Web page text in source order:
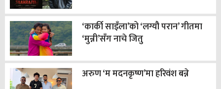
‘कार्की साइँला’को ‘लग्यौ परान’ गीतमा
‘मुन्नी’सँग नाचे जितु
अरुण ‘म मदनकृष्ण’मा हरिवंश बन्ने